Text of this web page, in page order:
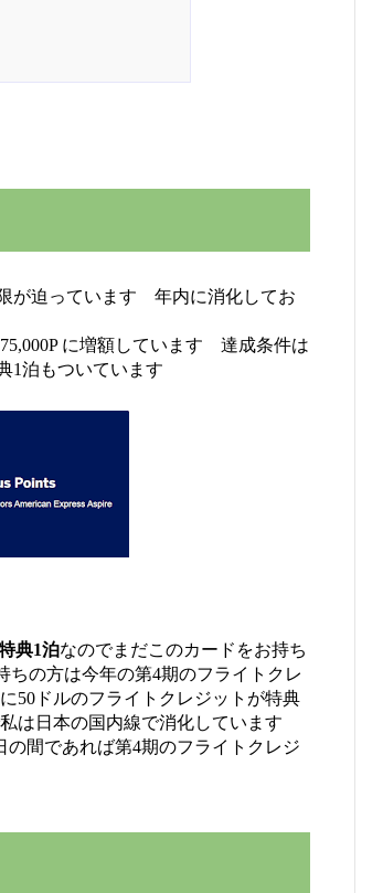
が迫っています 年内に消化してお
に増額しています 達成条件は
1泊もついています
典1泊なのでまだこのカードをお持ち
の方は今年の第4期のフライトクレ
50ドルのフライトクレジットが特典
は日本の国内線で消化しています
の間であれば第4期のフライトクレジ